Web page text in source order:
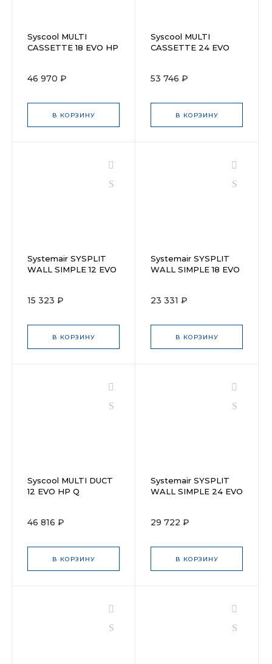
Syscool MULTI
CASSETTE 18 EVO HP
46 970 ₽
В КОРЗИНУ
Syscool MULTI
CASSETTE 24 EVO
53 746 ₽
В КОРЗИНУ
Systemair SYSPLIT
WALL SIMPLE 12 EVO
15 323 ₽
В КОРЗИНУ
Systemair SYSPLIT
WALL SIMPLE 18 EVO
23 331 ₽
В КОРЗИНУ
Syscool MULTI DUCT
12 EVO HP Q
46 816 ₽
В КОРЗИНУ
Systemair SYSPLIT
WALL SIMPLE 24 EVO
29 722 ₽
В КОРЗИНУ